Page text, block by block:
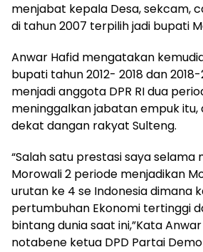
menjabat kepala Desa, sekcam,
di tahun 2007 terpilih jadi bupati
Anwar Hafid mengatakan
bupati tahun 2012- 2018 dan
menjadi anggota DPR RI dua
meninggalkan jabatan empuk itu,
dekat dangan rakyat Sulteng.
“Salah satu prestasi saya
Morowali 2 periode menjadikan
urutan ke 4 se Indonesia dimana
pertumbuhan Ekonomi tertinggi
bintang dunia saat ini,”Kata
notabene ketua DPD Partai